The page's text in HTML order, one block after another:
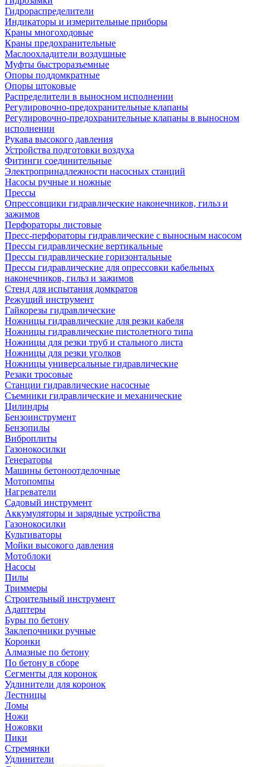
Гидрораспределители
Индикаторы и измерительные приборы
Краны многоходовые
Краны предохранительные
Маслоохладители воздушные
Муфты быстроразъемные
Опоры поддомкратные
Опоры штоковые
Распределители в выносном исполнении
Регулировочно-предохранительные клапаны
Регулировочно-предохранительные клапаны в выносном
исполнении
Рукава высокого давления
Устройства подготовки воздуха
Фитинги соединительные
Электропринадлежности насосных станций
Насосы ручные и ножные
Прессы
Опрессовщики гидравлические наконечников, гильз и
зажимов
Перфораторы листовые
Пресс-перфораторы гидравлические с выносным насосом
Прессы гидравлические вертикальные
Прессы гидравлические горизонтальные
Прессы гидравлические для опрессовки кабельных
наконечников, гильз и зажимов
Стенд для испытания домкратов
Режущий инструмент
Гайкорезы гидравлические
Ножницы гидравлические для резки кабеля
Ножницы гидравлические пистолетного типа
Ножницы для резки труб и стального листа
Ножницы для резки уголков
Ножницы универсальные гидравлические
Резаки тросовые
Станции гидравлические насосные
Съемники гидравлические и механические
Цилиндры
Бензоинструмент
Бензопилы
Виброплиты
Газонокосилки
Генераторы
Машины бетоноотделочные
Мотопомпы
Нагреватели
Садовый инструмент
Аккумуляторы и зарядные устройства
Газонокосилки
Культиваторы
Мойки высокого давления
Мотоблоки
Насосы
Пилы
Триммеры
Строительный инструмент
Адаптеры
Буры по бетону
Заклепочники ручные
Коронки
Алмазные по бетону
По бетону в сборе
Сегменты для коронок
Удлинители для коронок
Лестницы
Ломы
Ножи
Ножовки
Пики
Стремянки
Удлинители